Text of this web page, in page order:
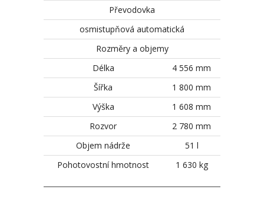
Převodovka
osmistupňová automatická
Rozměry a objemy
Délka
4 556 mm
Šířka
1 800 mm
Výška
1 608 mm
Rozvor
2 780 mm
Objem nádrže
51 l
Pohotovostní hmotnost
1 630 kg